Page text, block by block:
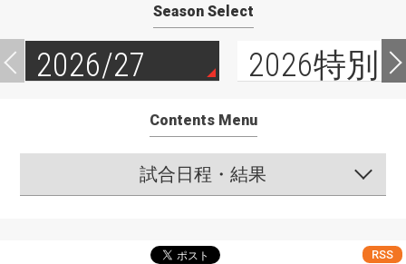
Season Select
2026/27 2026特別
Contents Menu
試合日程・結果
RSS